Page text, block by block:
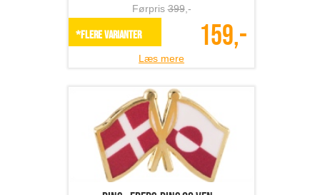
Førpris399,-
*Flere varianter 159,-
Læs mere